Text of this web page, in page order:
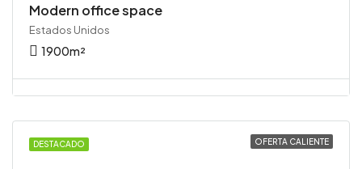
Modern office space
Estados Unidos
1900m²
DESTACADO OFERTA CALIENTE